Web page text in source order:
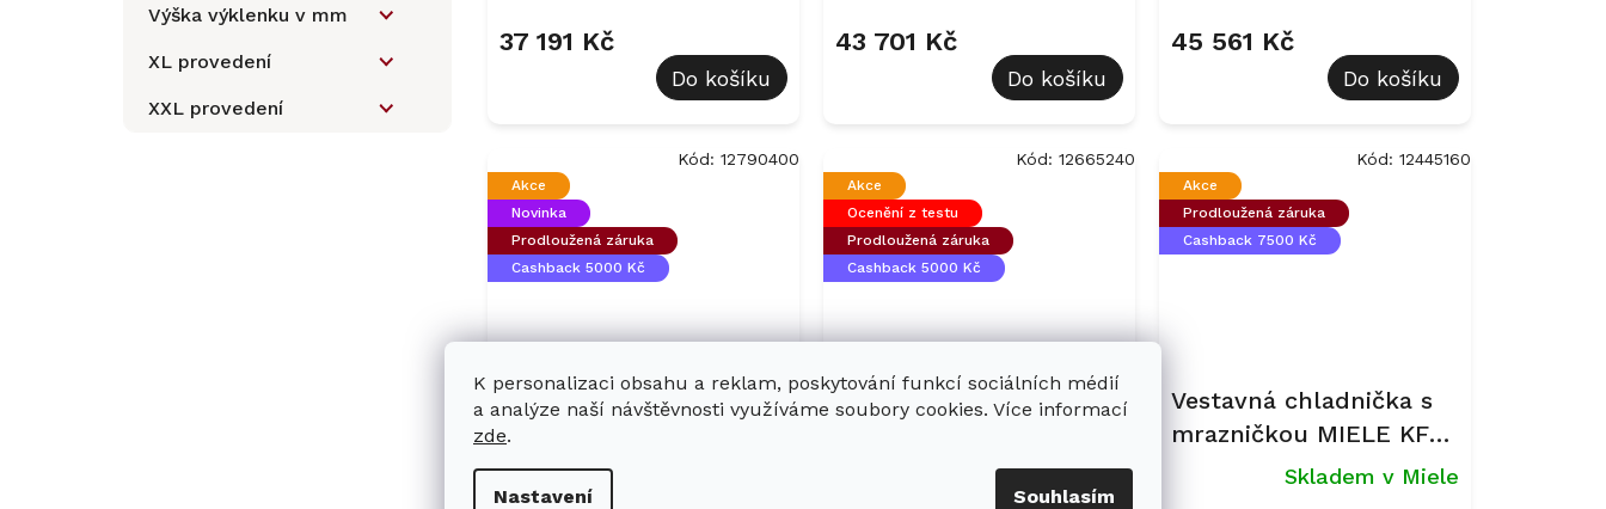
K personalizaci obsahu a reklam, poskytování funkcí sociálních médií
a analýze naší návštěvnosti využíváme soubory cookies. Více informací
zde.
Nastavení Souhlasím
Výška výklenku v mm
XL provedení
XXL provedení
37 191 Kč
Do košíku
produktu
je
43 701 Kč
Do košíku
45 561 Kč
Do košíku
Akce
Novinka
Prodloužená záruka
Cashback 5000 Kč
Vestavná XXL
chladnička s
mrazničkou MIELE KFN
7934 D
Skladem v Miele
Kód: 12790400
Akce
Ocenění z testu
Prodloužená záruka
Cashback 5000 Kč
Vestavná XL chladnička
Skladem
Kód: 12665240
Akce
Prodloužená záruka
Cashback 7500 Kč
Vestavná chladnička s
mrazničkou MIELE KFN
Skladem v Miele
Kód: 12445160